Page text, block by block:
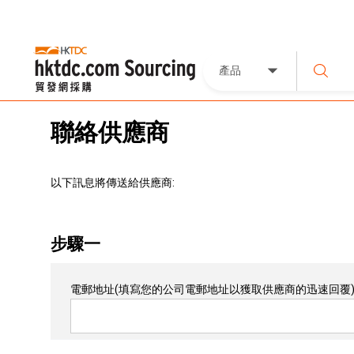
產品
聯絡供應商
以下訊息將傳送給供應商:
步驟一
電郵地址(填寫您的公司電郵地址以獲取供應商的迅速回覆)